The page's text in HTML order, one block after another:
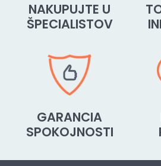
NAKUPUJTE U
ŠPECIALISTOV
GARANCIA
SPOKOJNOSTI